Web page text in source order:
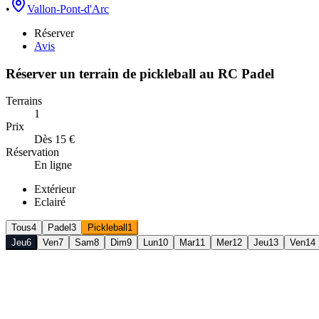
•
Vallon-Pont-d'Arc
Réserver
Avis
Réserver un terrain de pickleball au RC Padel
Terrains
1
Prix
Dès 15 €
Réservation
En ligne
Extérieur
Eclairé
Tous4 Padel 3 Pickleball 1
Jeu6 Ven7 Sam8 Dim9 Lun10 Mar11 Mer12 Jeu13 Ven14